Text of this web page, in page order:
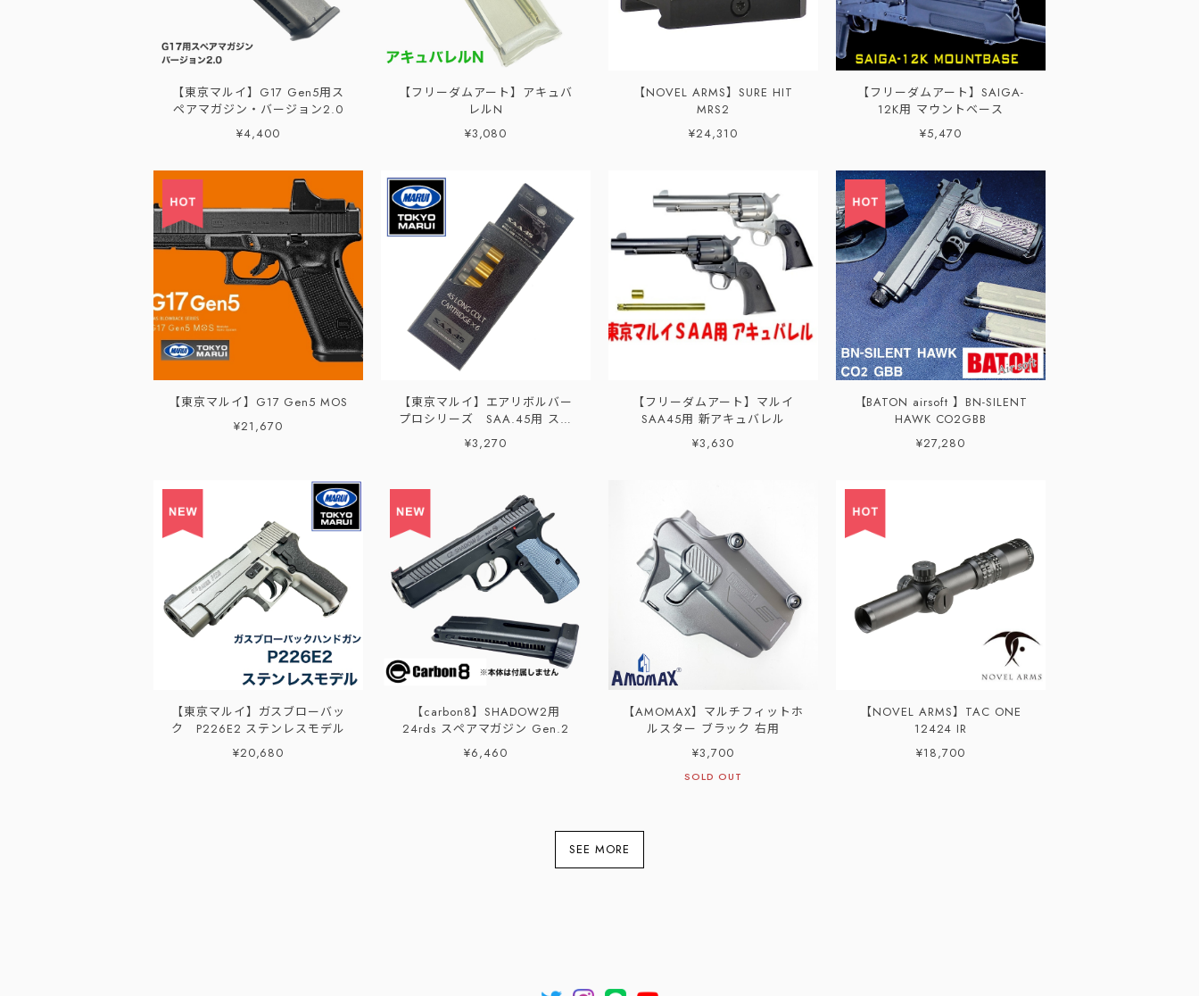
【東京マルイ】G17 Gen5用ス
ペアマガジン・バージョン2.0
¥4,400
【フリーダムアート】アキュバ
レルN
¥3,080
【NOVEL ARMS】SURE HIT
MRS2
¥24,310
【フリーダムアート】SAIGA-
12K用 マウントベース
¥5,470
【東京マルイ】G17 Gen5 MOS
¥21,670
【東京マルイ】エアリボルバー
プロシリーズ SAA.45用 スペ
アカートリッジ(6個入り)
¥3,270
【フリーダムアート】マルイ
SAA45用 新アキュバレル
¥3,630
【BATON airsoft 】BN-SILENT
HAWK CO2GBB
¥27,280
【東京マルイ】ガスブローバッ
ク P226E2 ステンレスモデル
¥20,680
【carbon8】SHADOW2用
24rds スペアマガジン Gen.2
¥6,460
【AMOMAX】マルチフィットホ
ルスター ブラック 右用
¥3,700
SOLD OUT
【NOVEL ARMS】TAC ONE
12424 IR
¥18,700
SEE MORE